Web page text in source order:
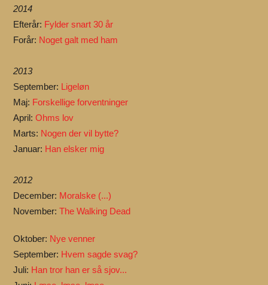
2014
Efterår: Fylder snart 30 år
Forår: Noget galt med ham
2013
September: Ligeløn
Maj: Forskellige forventninger
April:Ohms lov
Marts: Nogen der vil bytte?
Januar: Han elsker mig
2012
December: Moralske (...)
November:The Walking Dead
Oktober: Nye venner
September: Hvem sagde svag?
Juli: Han tror han er så sjov...